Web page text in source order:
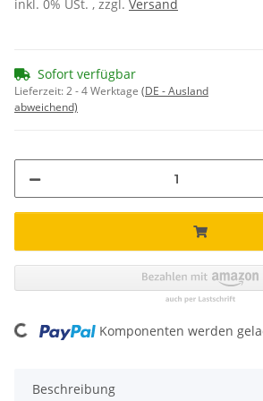
inkl. 0% USt. , zzgl. Versand
Sofort verfügbar
Lieferzeit:2 - 4 Werktage (DE - Ausland
abweichend)
Loading... Komponenten werden
Beschreibung